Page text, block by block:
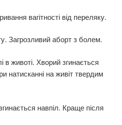
вагітності від переляку.
Загрозливий аборт з болем.
в животі. Хворий згинається
натисканні на живіт твердим
навпіл. Краще після